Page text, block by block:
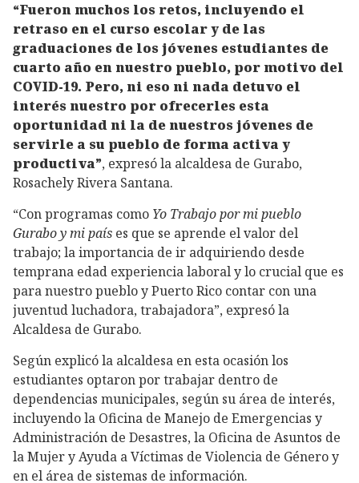
“Fueron muchos los retos, incluyendo el
retraso en el curso escolar y de las
graduaciones de los jóvenes estudiantes de
cuarto año en nuestro pueblo, por motivo del
COVID-19. Pero, ni eso ni nada detuvo el
interés nuestro por ofrecerles esta
oportunidad ni la de nuestros jóvenes de
servirle a su pueblo de forma activa y
productiva”, expresó la alcaldesa de Gurabo,
Rosachely Rivera Santana.
“Con programas como Yo Trabajo por mi pueblo
Gurabo y mi país es que se aprende el valor del
trabajo; la importancia de ir adquiriendo desde
temprana edad experiencia laboral y lo crucial que es
para nuestro pueblo y Puerto Rico contar con una
juventud luchadora, trabajadora”, expresó la
Alcaldesa de Gurabo.
Según explicó la alcaldesa en esta ocasión los
estudiantes optaron por trabajar dentro de
dependencias municipales, según su área de interés,
incluyendo la Oficina de Manejo de Emergencias y
Administración de Desastres, la Oficina de Asuntos de
la Mujer y Ayuda a Víctimas de Violencia de Género y
en el área de sistemas de información.